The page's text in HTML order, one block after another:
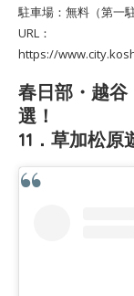
駐車場：無料（第一
URL：
https://
春日部・越谷
選！
11．草加松原